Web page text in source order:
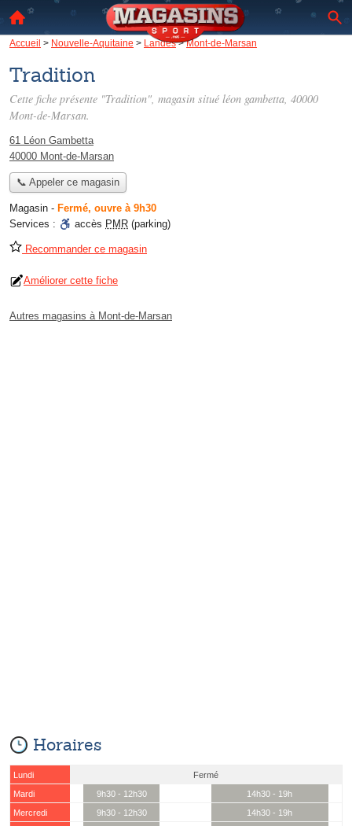
Accueil > Nouvelle-Aquitaine > Landes>Mont-de-Marsan
Tradition
Cette fiche présente "Tradition", magasin situé léon gambetta, 40000
Mont-de-Marsan.
61 Léon Gambetta
40000 Mont-de-Marsan
📞 Appeler ce magasin
Magasin - Fermé, ouvre à 9h30
Services :
accès PMR (parking)
Recommander ce magasin
Améliorer cette fiche
Autres magasins à Mont-de-Marsan
Horaires
Lundi
Fermé
Mardi
9h30 - 12h30
14h30 - 19h
Mercredi
9h30 - 12h30
14h30 - 19h